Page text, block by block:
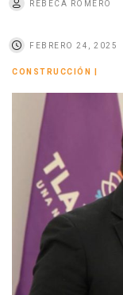
REBECA ROMERO
FEBRERO 24, 2025
CONSTRUCCIÓN